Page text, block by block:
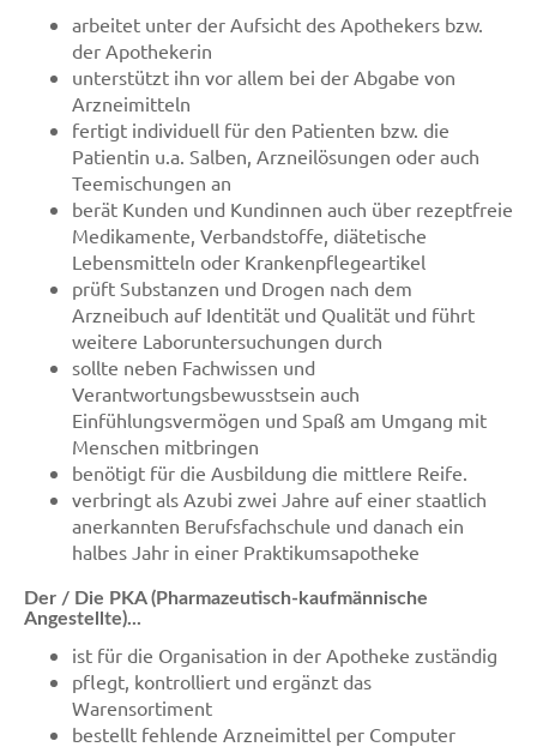
arbeitet unter der Aufsicht des Apothekers bzw.
der Apothekerin
unterstützt ihn vor allem bei der Abgabe von
Arzneimitteln
fertigt individuell für den Patienten bzw. die
Patientin u.a. Salben, Arzneilösungen oder auch
Teemischungen an
berät Kunden und Kundinnen auch über rezeptfreie
Medikamente, Verbandstoffe, diätetische
Lebensmitteln oder Krankenpflegeartikel
prüft Substanzen und Drogen nach dem
Arzneibuch auf Identität und Qualität und führt
weitere Laboruntersuchungen durch
sollte neben Fachwissen und
Verantwortungsbewusstsein auch
Einfühlungsvermögen und Spaß am Umgang mit
Menschen mitbringen
benötigt für die Ausbildung die mittlere Reife.
verbringt als Azubi zwei Jahre auf einer staatlich
anerkannten Berufsfachschule und danach ein
halbes Jahr in einer Praktikumsapotheke
Der / Die PKA (Pharmazeutisch-kaufmännische
Angestellte)...
ist für die Organisation in der Apotheke zuständig
pflegt, kontrolliert und ergänzt das
Warensortiment
bestellt fehlende Arzneimittel per Computer